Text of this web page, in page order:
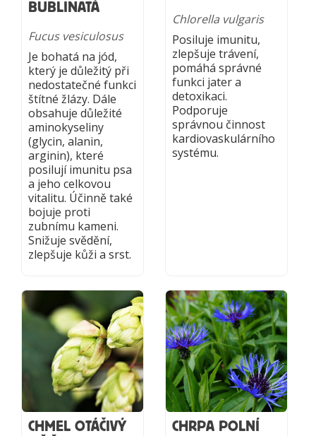
BUBLINATÁ
Fucus vesiculosus
Je bohatá na jód,
který je důležitý při
nedostatečné funkci
štítné žlázy. Dále
obsahuje důležité
aminokyseliny
(glycin, alanin,
arginin), které
posilují imunitu psa
a jeho celkovou
vitalitu. Účinně také
bojuje proti
zubnímu kameni.
Snižuje svědění,
zlepšuje kůži a srst.
Chlorella vulgaris
Posiluje imunitu,
zlepšuje trávení,
pomáhá správné
funkci jater a
detoxikaci.
Podporuje
správnou činnost
kardiovaskulárního
systému.
CHMEL OTÁČIVÝ
CHRPA POLNÍ